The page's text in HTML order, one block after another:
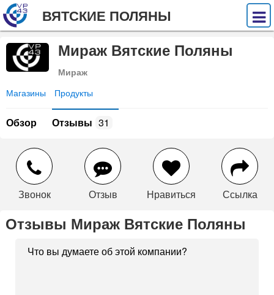
ВЯТСКИЕ ПОЛЯНЫ
Мираж Вятские Поляны
Мираж
Магазины Продукты
Обзор Отзывы 31
Звонок Отзыв Нравиться Ссылка
Отзывы Мираж Вятские Поляны